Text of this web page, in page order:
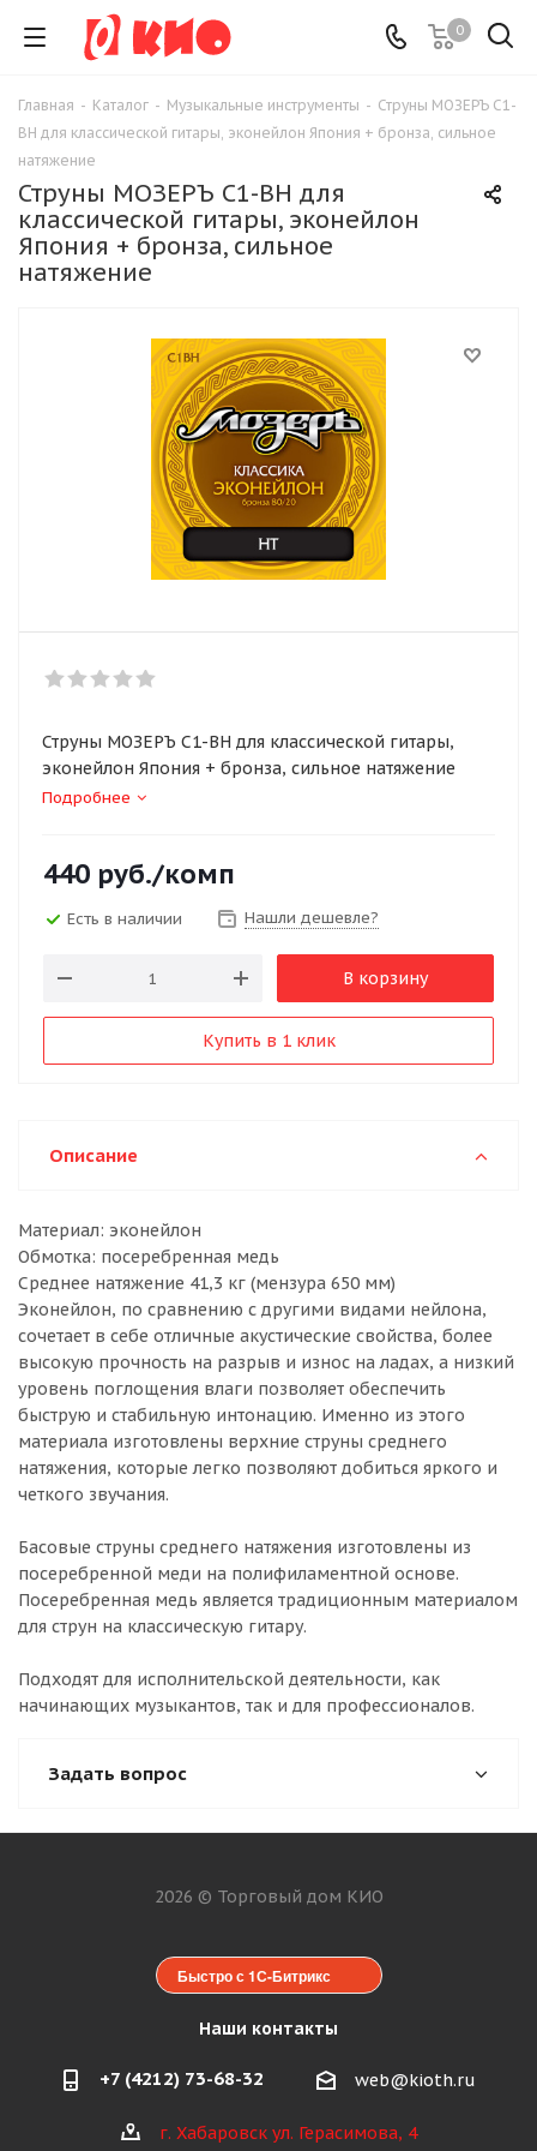
0
Главная - Каталог - Музыкальные инструменты - Струны МОЗЕРЪ C1-
BH для классической гитары, эконейлон Япония + бронза, сильное
натяжение
Струны МОЗЕРЪ C1-BH для
классической гитары, эконейлон
Япония + бронза, сильное
натяжение
Струны МОЗЕРЪ C1-BH для классической гитары,
эконейлон Япония + бронза, сильное натяжение
Подробнее
440 руб./комп
Есть в наличии Нашли дешевле?
В корзину
Купить в 1 клик
Описание
Материал: эконейлон
Обмотка: посеребренная медь
Среднее натяжение 41,3 кг (мензура 650 мм)
Эконейлон, по сравнению с другими видами нейлона,
сочетает в себе отличные акустические свойства, более
высокую прочность на разрыв и износ на ладах, а низкий
уровень поглощения влаги позволяет обеспечить
быструю и стабильную интонацию. Именно из этого
материала изготовлены верхние струны среднего
натяжения, которые легко позволяют добиться яркого и
четкого звучания.
Басовые струны среднего натяжения изготовлены из
посеребренной меди на полифиламентной основе.
Посеребренная медь является традиционным материалом
для струн на классическую гитару.
Подходят для исполнительской деятельности, как
начинающих музыкантов, так и для профессионалов.
Задать вопрос
2026 © Торговый дом КИО
Быстро с 1С-Битрикс
Наши контакты
+7 (4212) 73-68-32 web@kioth.ru
г. Хабаровск ул. Герасимова, 4